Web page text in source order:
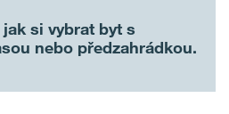
si vybrat byt s
nebo předzahrádkou.